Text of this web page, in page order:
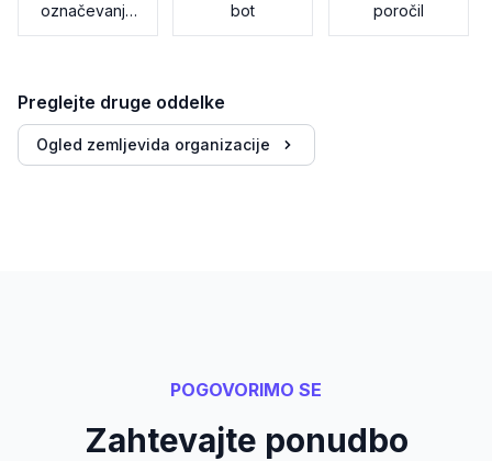
označevanje
podatkov
bot
poročil
Preglejte druge oddelke
Ogled zemljevida organizacije
POGOVORIMO SE
Zahtevajte ponudbo